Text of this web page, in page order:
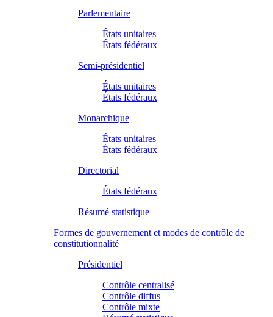
Parlementaire
États unitaires
États fédéraux
Semi-présidentiel
États unitaires
États fédéraux
Monarchique
États unitaires
États fédéraux
Directorial
États fédéraux
Résumé statistique
Formes de gouvernement et modes de contrôle de
constitutionnalité
Présidentiel
Contrôle centralisé
Contrôle diffus
Contrôle mixte